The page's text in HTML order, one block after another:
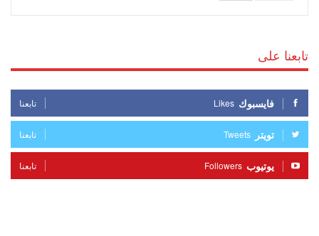
تابعنا على
فايسبوك Likes تابعنا
تويتر Tweets تابعنا
يوتيوب Followers تابعنا